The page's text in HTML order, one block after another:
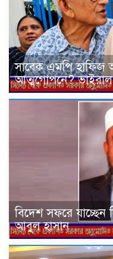
সাবেক এমপি
আত্মগোপনে?
বিদেশ সফরে
আবুল হাসান